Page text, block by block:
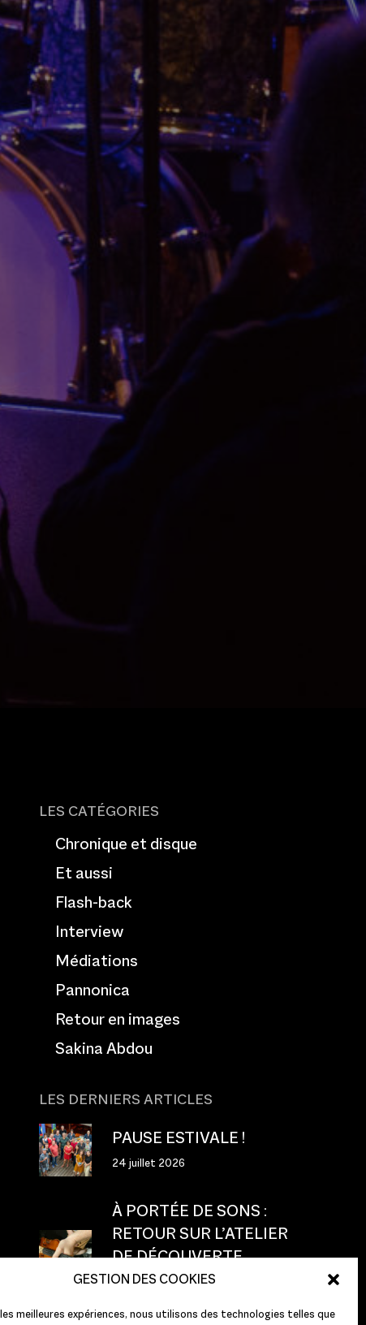
GESTION DES COOKIES
meilleures expériences, nous utilisons des technologies telles que
LES CATÉGORIES
Chronique et disque
Et aussi
Flash-back
Interview
Médiations
Pannonica
Retour en images
Sakina Abdou
LES DERNIERS ARTICLES
PAUSE ESTIVALE !
24 juillet 2026
À PORTÉE DE SONS :
RETOUR SUR L’ATELIER
DE DÉCOUVERTE
TACTILE